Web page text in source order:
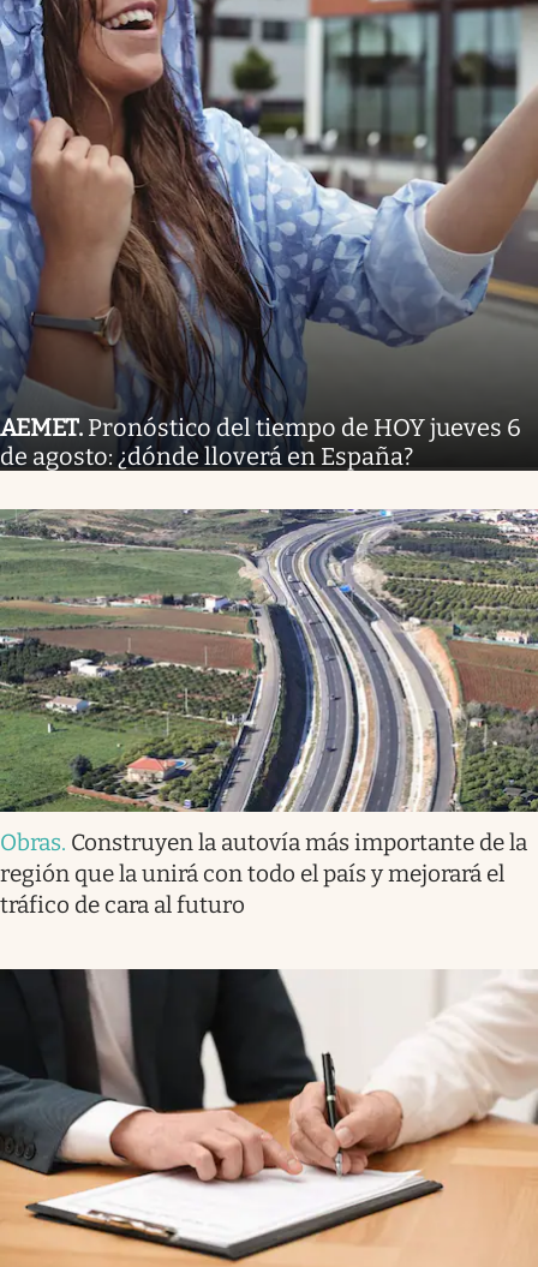
AEMET. Pronóstico del tiempo de HOY jueves 6
de agosto: ¿dónde lloverá en España?
Obras. Construyen la autovía más importante de la
región que la unirá con todo el país y mejorará el
tráfico de cara al futuro